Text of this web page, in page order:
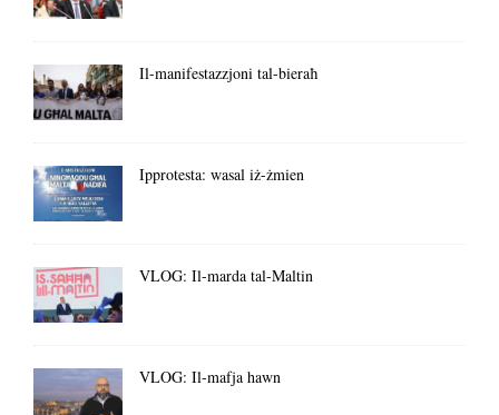
Il-manifestazzjoni tal-bieraħ
Ipprotesta: wasal iż-żmien
VLOG: Il-marda tal-Maltin
VLOG: Il-mafja hawn